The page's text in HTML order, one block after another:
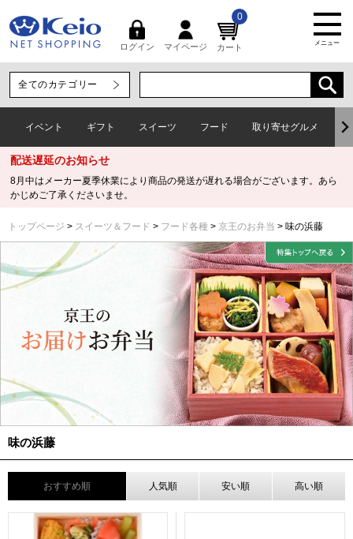
ログイン マイページ カート
0
メニュー
イベント ギフト スイーツ フード 取り寄せグルメ
配送遅延のお知らせ
8月中はメーカー夏季休業により商品の発送が遅れる場合がございます。あら
かじめご了承くださいませ。
トップページ スイーツ＆フード フード各種 京王のお弁当 味の浜藤
味の浜藤
おすすめ順 人気順 安い順 高い順